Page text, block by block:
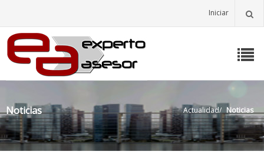
Iniciar
Noticias Actualidad/ Noticias